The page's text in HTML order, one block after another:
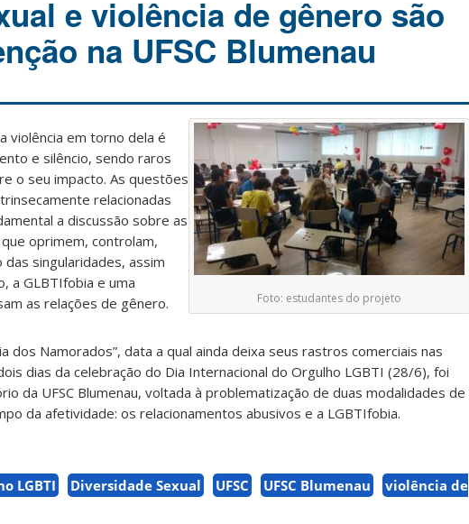
e violência de gênero são
na UFSC Blumenau
Foto: estudantes do projeto
violência em torno dela é
e silêncio, sendo raros
o seu impacto. As questões
relacionadas
a discussão sobre as
oprimem, controlam,
singularidades, assim
a GLBTIfobia e uma
as relações de gênero.
dos Namorados”, data a qual ainda deixa seus rastros comerciais nas
dias da celebração do Dia Internacional do Orgulho LGBTI (28/6), foi
da UFSC Blumenau, voltada à problematização de duas modalidades de
da afetividade: os relacionamentos abusivos e a LGBTIfobia.
LGBTI Diversidade Sexual UFSC UFSC Blumenau
violência de